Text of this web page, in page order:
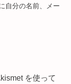
自分の名前、メー
を使って